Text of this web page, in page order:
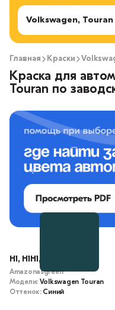
Volkswagen, Touran
Главная Краски
Краска для
Touran по
H1, H1H1, LC5Q
Amazonasgreen
Модели: Volkswagen Touran
Оттенок: Синий